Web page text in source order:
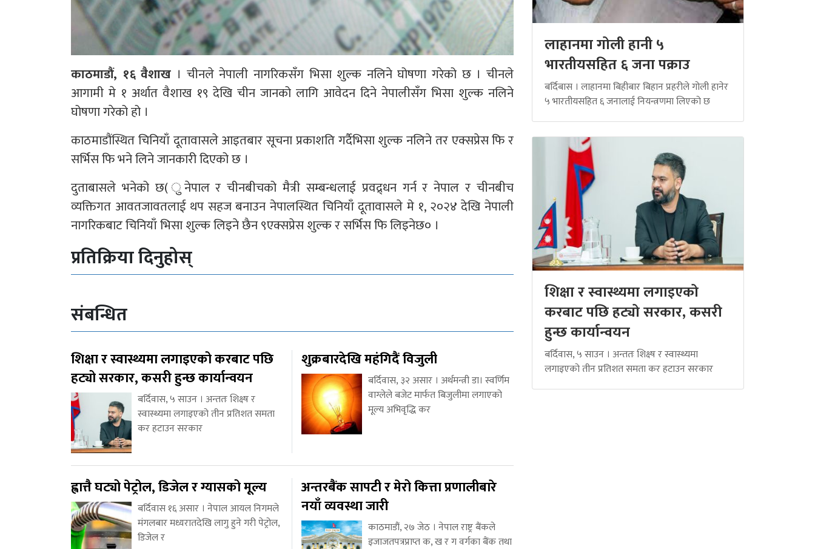
काठमाडौं, १६ वैशाख । चीनले नेपाली नागरिकसँग भिसा शुल्क नलिने घोषणा गरेको छ । चीनले
आगामी मे १ अर्थात वैशाख १९ देखि चीन जानको लागि आवेदन दिने नेपालीसँग भिसा शुल्क नलिने
घोषणा गरेको हो ।
काठमाडौंस्थित चिनियाँ दूतावासले आइतबार सूचना प्रकाशति गर्दैभिसा शुल्क नलिने तर एक्सप्रेस फि र
सर्भिस फि भने लिने जानकारी दिएको छ ।
दुताबासले भनेको छ( ुनेपाल र चीनबीचको मैत्री सम्बन्धलाई प्रवद्र्धन गर्न र नेपाल र चीनबीच
व्यक्तिगत आवतजावतलाई थप सहज बनाउन नेपालस्थित चिनियाँ दूतावासले मे १, २०२४ देखि नेपाली
नागरिकबाट चिनियाँ भिसा शुल्क लिइने छैन ९एक्सप्रेस शुल्क र सर्भिस फि लिइनेछ० ।
प्रतिक्रिया दिनुहोस्
संबन्धित
शिक्षा र स्वास्थ्यमा लगाइएको करबाट पछि
हट्यो सरकार, कसरी हुन्छ कार्यान्वयन
बर्दिवास, ५ साउन । अन्ततः शिक्ष्ष र
स्वास्थ्यमा लगाइएको तीन प्रतिशत समता
कर हटाउन सरकार
शुक्रबारदेखि महंगिदैं विजुली
बर्दिवास, ३२ असार । अर्थमन्त्री डा। स्वर्णिम
वाग्लेले बजेट मार्फत बिजुलीमा लगाएको
मूल्य अभिवृद्धि कर
ह्वात्तै घट्यो पेट्रोल, डिजेल र ग्यासको मूल्य
बर्दिवास १६ असार । नेपाल आयल निगमले
मंगलबार मध्यरातदेखि लागु हुने गरी पेट्रोल,
डिजेल र
अन्तरबैंक सापटी र मेरो कित्ता प्रणालीबारे
नयाँ व्यवस्था जारी
काठमाडौं, २७ जेठ । नेपाल राष्ट्र बैंकले
इजाजतपत्रप्राप्त क, ख र ग वर्गका बैंक तथा
लाहानमा गोली हानी ५
भारतीयसहित ६ जना पक्राउ
बर्दिबास । लाहानमा बिहीबार बिहान प्रहरीले गोली हानेर
५ भारतीयसहित ६ जनालाई नियन्त्रणमा लिएको छ
शिक्षा र स्वास्थ्यमा लगाइएको
करबाट पछि हट्यो सरकार, कसरी
हुन्छ कार्यान्वयन
बर्दिवास, ५ साउन । अन्ततः शिक्ष्ष र स्वास्थ्यमा
लगाइएको तीन प्रतिशत समता कर हटाउन सरकार